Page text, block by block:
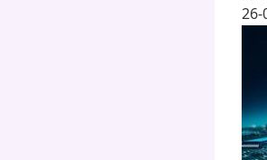
26-